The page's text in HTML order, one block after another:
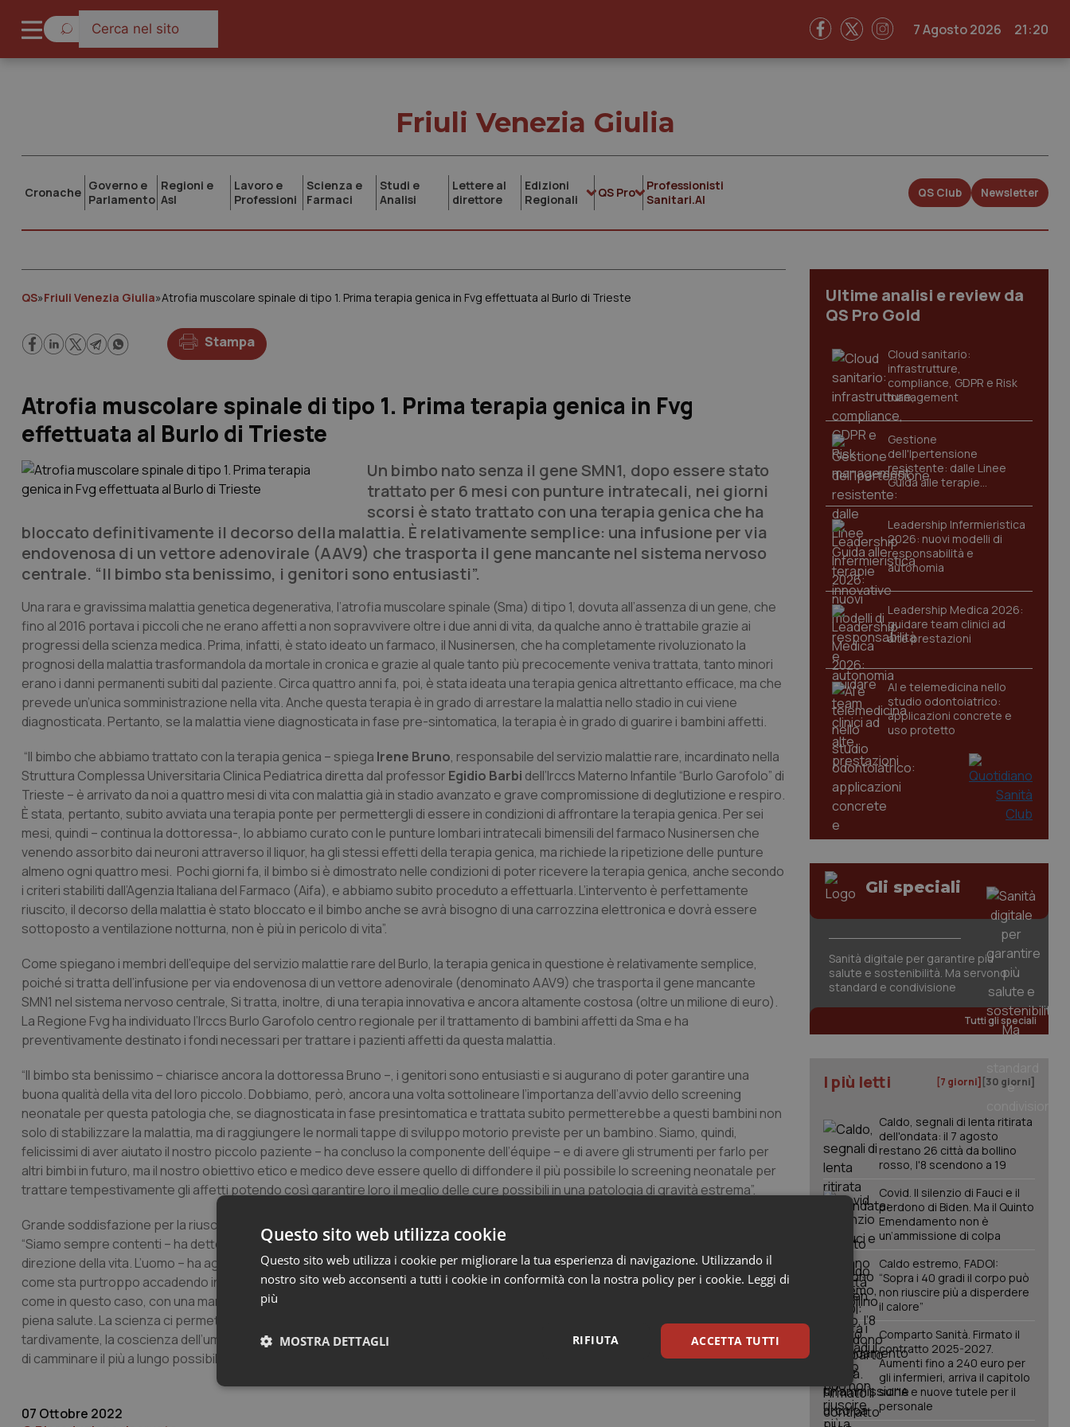
7 Agosto 2026 21:20
Friuli Venezia Giulia
Cronache Governo e
Parlamento
Regioni e
Asl
Lavoro e
Professioni
Scienza e
Farmaci
Studi e
Analisi
Lettere al
direttore
Edizioni
Regionali
QS Pro
Professionisti
Sanitari.AI
QS Club Newsletter
QS»Friuli Venezia Giulia»Atrofia muscolare spinale di tipo 1. Prima terapia genica in Fvg effettuata al Burlo di Trieste
Stampa
Atrofia muscolare spinale di tipo 1. Prima terapia genica in Fvg
effettuata al Burlo di Trieste
Un bimbo nato senza il gene SMN1, dopo essere stato
trattato per 6 mesi con punture intratecali, nei giorni
scorsi è stato trattato con una terapia genica che ha
bloccato definitivamente il decorso della malattia. È relativamente semplice: una infusione per via
endovenosa di un vettore adenovirale (AAV9) che trasporta il gene mancante nel sistema nervoso
centrale. “Il bimbo sta benissimo, i genitori sono entusiasti”.
Una rara e gravissima malattia genetica degenerativa, l’atrofia muscolare spinale (Sma) di tipo 1, dovuta all’assenza di un gene, che
fino al 2016 portava i piccoli che ne erano affetti a non sopravvivere oltre i due anni di vita, da qualche anno è trattabile grazie ai
progressi della scienza medica. Prima, infatti, è stato ideato un farmaco, il Nusinersen, che ha completamente rivoluzionato la
prognosi della malattia trasformandola da mortale in cronica e grazie al quale tanto più precocemente veniva trattata, tanto minori
erano i danni permanenti subiti dal paziente. Circa quattro anni fa, poi, è stata ideata una terapia genica altrettanto efficace, ma che
prevede un’unica somministrazione nella vita. Anche questa terapia è in grado di arrestare la malattia nello stadio in cui viene
diagnosticata. Pertanto, se la malattia viene diagnosticata in fase pre-sintomatica, la terapia è in grado di guarire i bambini affetti.
“Il bimbo che abbiamo trattato con la terapia genica – spiega Irene Bruno, responsabile del servizio malattie rare, incardinato nella
Struttura Complessa Universitaria Clinica Pediatrica diretta dal professor Egidio Barbi dell’Irccs Materno Infantile “Burlo Garofolo” di
Trieste – è arrivato da noi a quattro mesi di vita con malattia già in stadio avanzato e grave compromissione di deglutizione e respiro.
È stata, pertanto, subito avviata una terapia ponte per permettergli di essere in condizioni di affrontare la terapia genica. Per sei
mesi, quindi – continua la dottoressa-, lo abbiamo curato con le punture lombari intratecali bimensili del farmaco Nusinersen che
venendo assorbito dai neuroni attraverso il liquor, ha gli stessi effetti della terapia genica, ma richiede la ripetizione delle punture
almeno ogni quattro mesi. Pochi giorni fa, il bimbo si è dimostrato nelle condizioni di poter ricevere la terapia genica, anche secondo
i criteri stabiliti dall’Agenzia Italiana del Farmaco (Aifa), e abbiamo subito proceduto a effettuarla. L’intervento è perfettamente
riuscito, il decorso della malattia è stato bloccato e il bimbo anche se avrà bisogno di una carrozzina elettronica e dovrà essere
sottoposto a ventilazione notturna, non è più in pericolo di vita”.
Come spiegano i membri dell’equipe del servizio malattie rare del Burlo, la terapia genica in questione è relativamente semplice,
poiché si tratta dell’infusione per via endovenosa di un vettore adenovirale (denominato AAV9) che trasporta il gene mancante
SMN1 nel sistema nervoso centrale, Si tratta, inoltre, di una terapia innovativa e ancora altamente costosa (oltre un milione di euro).
La Regione Fvg ha individuato l’Irccs Burlo Garofolo centro regionale per il trattamento di bambini affetti da Sma e ha
preventivamente destinato i fondi necessari per trattare i pazienti affetti da questa malattia.
“Il bimbo sta benissimo – chiarisce ancora la dottoressa Bruno –, i genitori sono entusiasti e si augurano di poter garantire una
buona qualità della vita del loro piccolo. Dobbiamo, però, ancora una volta sottolineare l’importanza dell’avvio dello screening
neonatale per questa patologia che, se diagnosticata in fase presintomatica e trattata subito permetterebbe a questi bambini non
solo di stabilizzare la malattia, ma di raggiungere le normali tappe di sviluppo motorio previste per un bambino. Siamo, quindi,
felicissimi di aver aiutato il nostro piccolo paziente – ha concluso la componente dell’équipe – e di avere gli strumenti per farlo per
altri bimbi in futuro, ma il nostro obiettivo etico e medico deve essere quello di diffondere il più possibile lo screening neonatale per
trattare tempestivamente gli affetti potendo così garantire loro il meglio delle cure possibili in una patologia di gravità estrema”.
Grande soddisfazione per la riuscita dell’intervento è stata espressa anche dal Direttore Generale del Burlo,
“Siamo sempre contenti – ha detto – di poter dare notizie positive in questo ormai lungo periodo di negatività e che vanno nella
direzione della vita. L’uomo – ha aggiunto -con una mano può chiudere il ciclo di vita di una persona o di una moltitudine di persone
come sta purtroppo accadendo in Ucraina e in tante altre parti del mondo. Basta premere un grilletto o un pulsante. Ma l’uomo,
come in questo caso, con una mano può anche aprire il futuro di un piccolo bimbo a una vita che tutti ci auguriamo possa essere in
piena salute. La scienza ci permette di fare cose edificanti o per converso devastanti. Ed è uno specchio dove si riflette, spesso
tardivamente, la coscienza dell’umanità. Noi tutti del Burlo – ha concluso – siamo felici nell’augurare a questo bimbo e alla sua famiglia
di camminare il più a lungo possibile nel miracolo della vita”.
07 Ottobre 2022
Ultime analisi e review da
QS Pro Gold
Cloud sanitario:
infrastrutture,
compliance, GDPR e Risk
management
Gestione
dell'Ipertensione
resistente: dalle Linee
Guida alle terapie
innovative
Leadership Infermieristica
2026: nuovi modelli di
responsabilità e
autonomia
Leadership Medica 2026:
guidare team clinici ad
alte prestazioni
AI e telemedicina nello
studio odontoiatrico:
applicazioni concrete e
uso protetto
Gli speciali
Sanità digitale per garantire più
salute e sostenibilità. Ma servono
standard e condivisione
Tutti gli speciali
I più letti [7 giorni] [30 giorni]
Caldo, segnali di lenta ritirata
dell'ondata: il 7 agosto
restano 26 città da bollino
rosso, l'8 scendono a 19
Covid. Il silenzio di Fauci e il
perdono di Biden. Ma il Quinto
Emendamento non è
un’ammissione di colpa
Caldo estremo, FADOI:
“Sopra i 40 gradi il corpo può
non riuscire più a disperdere
il calore”
Comparto Sanità. Firmato il
contratto 2025-2027.
Aumenti fino a 240 euro per
gli infermieri, arriva il capitolo
sull'IA e nuove tutele per il
personale
Questo sito web utilizza cookie
Questo sito web utilizza i cookie per migliorare la tua esperienza di navigazione. Utilizzando il
nostro sito web acconsenti a tutti i cookie in conformità con la nostra policy per i cookie. Leggi di
più
ACCETTA TUTTI
RIFIUTA
MOSTRA DETTAGLI
Necessari Statistici Marketing